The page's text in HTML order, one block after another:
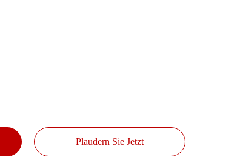
Plaudern Sie Jetzt